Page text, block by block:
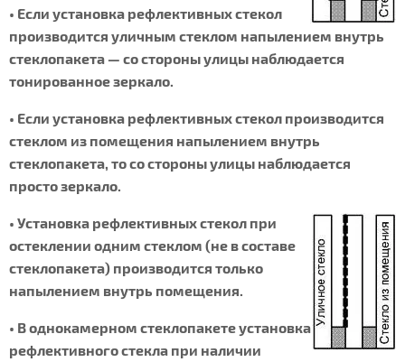
• Если установка рефлективных стекол
производится уличным стеклом напылением внутрь
стеклопакета — со стороны улицы наблюдается
тонированное зеркало.
• Если установка рефлективных стекол производится
стеклом из помещения напылением внутрь
стеклопакета, то со стороны улицы наблюдается
просто зеркало.
• Установка рефлективных стекол при
остеклении одним стеклом (не в составе
стеклопакета) производится только
напылением внутрь помещения.
• В однокамерном стеклопакете установка
рефлективного стекла при наличии